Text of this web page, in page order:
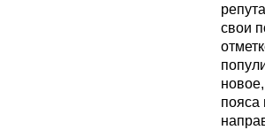
свои
пояса